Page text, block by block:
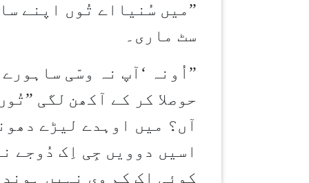
”میں سُنیااے تُوں اپنے
سٹ ماری۔
” اُونہ ‘ آپ نہ وسّی
حوصلا کر کے آکھن لگی ”
آں؟ میں اوہدے لیڑے
اسیں دوویں جِی اِک دُوجے
کوئی اِک کم وی نہیں